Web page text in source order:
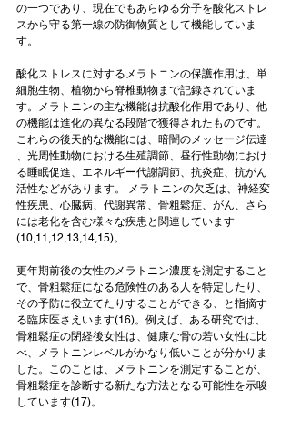
の一つであり、現在でもあらゆる分子を酸化ストレ
スから守る第一線の防御物質として機能していま
す。
酸化ストレスに対するメラトニンの保護作用は、単
細胞生物、植物から脊椎動物まで記録されていま
す。メラトニンの主な機能は抗酸化作用であり、他
の機能は進化の異なる段階で獲得されたものです。
これらの後天的な機能には、暗闇のメッセージ伝達
、光周性動物における生殖調節、昼行性動物におけ
る睡眠促進、エネルギー代謝調節、抗炎症、抗がん
活性などがあります。 メラトニンの欠乏は、神経変
性疾患、心臓病、代謝異常、骨粗鬆症、がん、さら
には老化を含む様々な疾患と関連しています
(10,11,12,13,14,15)。
更年期前後の女性のメラトニン濃度を測定すること
で、骨粗鬆症になる危険性のある人を特定したり、
その予防に役立てたりすることができる、と指摘す
る臨床医さえいます(16)。例えば、ある研究では、
骨粗鬆症の閉経後女性は、健康な骨の若い女性に比
べ、メラトニンレベルがかなり低いことが分かりま
した。このことは、メラトニンを測定することが、
骨粗鬆症を診断する新たな方法となる可能性を示唆
しています(17)。